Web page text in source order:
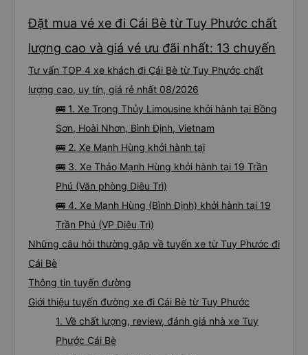
Đặt mua vé xe đi Cái Bè từ Tuy Phước chất
lượng cao và giá vé ưu đãi nhất: 13 chuyến
Tư vấn TOP 4 xe khách đi Cái Bè từ Tuy Phước chất
lượng cao, uy tín, giá rẻ nhất 08/2026
🚌 1. Xe Trọng Thủy Limousine khởi hành tại Bồng
Sơn, Hoài Nhơn, Bình Định, Vietnam
🚌 2. Xe Mạnh Hùng khởi hành tại
🚌 3. Xe Thảo Mạnh Hùng khởi hành tại 19 Trần
Phú (Văn phòng Diêu Trì)
🚌 4. Xe Mạnh Hùng (Bình Định) khởi hành tại 19
Trần Phú (VP Diêu Trì)
Những câu hỏi thường gặp về tuyến xe từ Tuy Phước đi
Cái Bè
Thông tin tuyến đường
Giới thiệu tuyến đường xe đi Cái Bè từ Tuy Phước
1. Về chất lượng, review, đánh giá nhà xe Tuy
Phước Cái Bè